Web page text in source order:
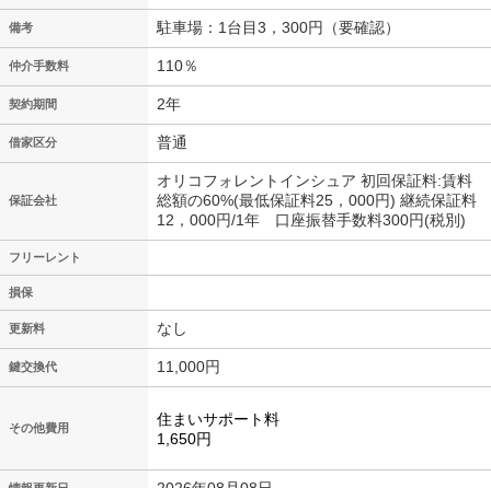
備考 駐車場：1台目3，300円（要確認）
仲介手数料 110％
契約期間 2年
借家区分 普通
保証会社
オリコフォレントインシュア 初回保証料:賃料
総額の60%(最低保証料25，000円) 継続保証料
12，000円/1年 口座振替手数料300円(税別)
フリーレント
損保
更新料 なし
鍵交換代 11,000円
その他費用
住まいサポート料
1,650円